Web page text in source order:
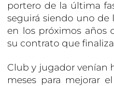
portero de la última
seguirá siendo uno de
en los próximos años
su contrato que
Club y jugador venían
meses para mejorar